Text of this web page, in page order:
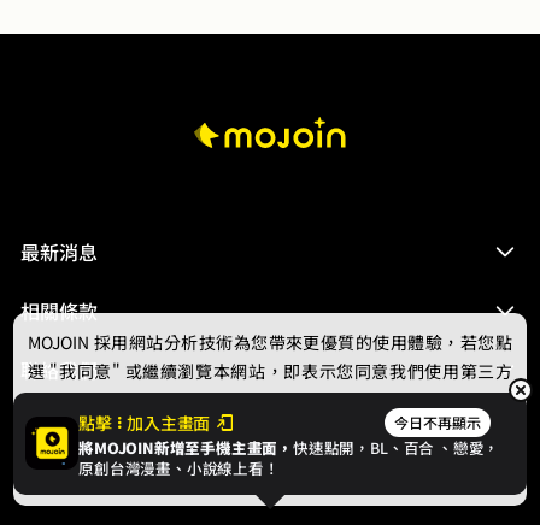
最新消息
相關條款
聯絡我們
© 2024 gamania Digital Entertainment Co., Ltd.
點擊 加入主畫面 今日不再顯示
將MOJOIN新增至手機主畫面，快速點開，BL、 百合 、戀愛，
原創台灣漫畫、小說線上看！
MOJOIN 採用網站分析技術為您帶來更優質的使用體驗，若您點
選 "我同意" 或繼續瀏覽本網站，即表示您同意我們使用第三方
Cookie，欲瞭解更多資訊請見隱私權政策。
我同意